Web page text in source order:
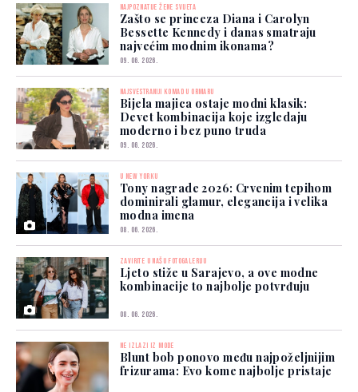
NAJPOZNATIJE ŽENE SVIJETA
Zašto se princeza Diana i Carolyn
Bessette Kennedy i danas smatraju
najvećim modnim ikonama?
09. 06. 2026.
NAJSVESTRANIJI KOMAD U ORMARU
Bijela majica ostaje modni klasik:
Devet kombinacija koje izgledaju
moderno i bez puno truda
09. 06. 2026.
U NEW YORKU
Tony nagrade 2026: Crvenim tepihom
dominirali glamur, elegancija i velika
modna imena
08. 06. 2026.
ZAVIRITE U NAŠU FOTOGALERIJU
Ljeto stiže u Sarajevo, a ove modne
kombinacije to najbolje potvrđuju
08. 06. 2026.
NE IZLAZI IZ MODE
Blunt bob ponovo među najpoželjnijim
frizurama: Evo kome najbolje pristaje